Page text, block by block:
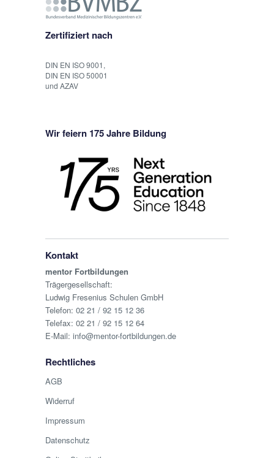
Zertifiziert nach
DIN EN ISO 9001,
DIN EN ISO 50001
und AZAV
Wir feiern 175 Jahre Bildung
Kontakt
mentor Fortbildungen
Trägergesellschaft:
Ludwig Fresenius Schulen GmbH
Telefon: 02 21 / 92 15 12 36
Telefax: 02 21 / 92 15 12 64
E-Mail: info@mentor-fortbildungen.de
Rechtliches
AGB
Widerruf
Impressum
Datenschutz